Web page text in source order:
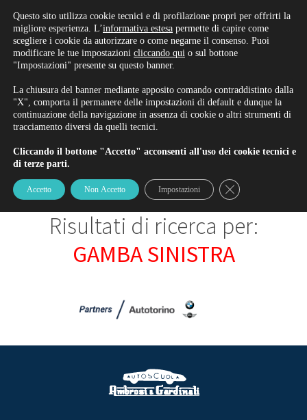
Rinnova/Iscriviti alla patente
Il Blog di Ambrosi & Gardinali
Risultati di ricerca per:
GAMBA SINISTRA
Questo sito utilizza cookie tecnici e di profilazione propri per offrirti la
migliore esperienza. L’informativa estesa permette di capire come
scegliere i cookie da autorizzare o come negarne il consenso. Puoi
modificare le tue impostazioni cliccando qui o sul bottone
"Impostazioni" presente su questo banner.
La chiusura del banner mediante apposito comando contraddistinto dalla
"X", comporta il permanere delle impostazioni di default e dunque la
continuazione della navigazione in assenza di cookie o altri strumenti di
tracciamento diversi da quelli tecnici.
Cliccando il bottone "Accetto" acconsenti all'uso dei cookie tecnici e
di terze parti.
Accetto Non Accetto Impostazioni Close GDPR